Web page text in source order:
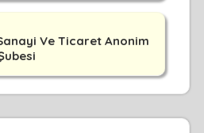
Ve Ticaret Anonim